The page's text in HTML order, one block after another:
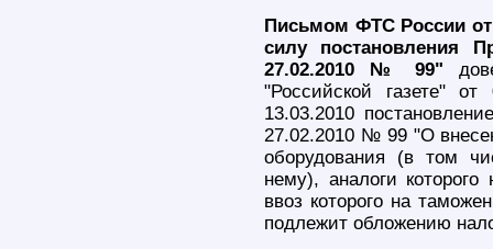
Письмом ФТС России от
силу постановления
27.02.2010 № 99"
"Российской газете"
13.03.2010
27.02.2010 № 99 "О
оборудования (в том
нему), аналоги
ввоз которого на
подлежит обложению